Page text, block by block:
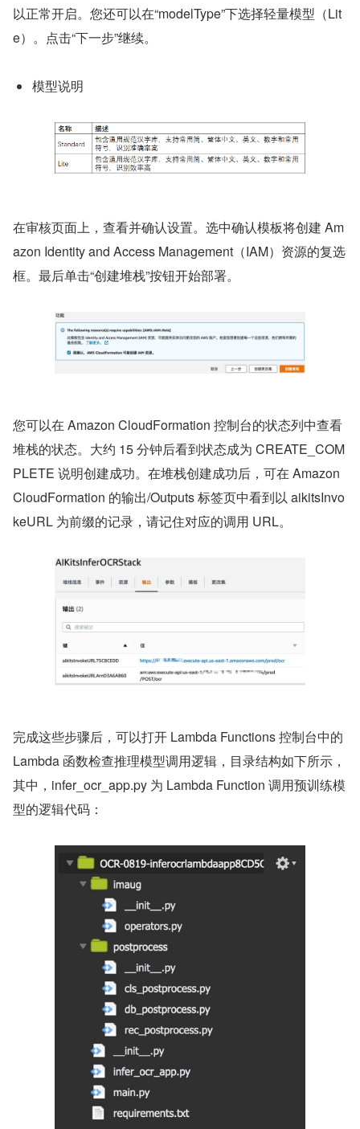
以正常开启。您还可以在“modelType”下选择轻量模型（Lit
e）。点击“下一步”继续。
模型说明
在审核页面上，查看并确认设置。选中确认模板将创建 Am
azon Identity and Access Management（IAM）资源的复选
框。最后单击“创建堆栈”按钮开始部署。
您可以在 Amazon CloudFormation 控制台的状态列中查看
堆栈的状态。大约 15 分钟后看到状态成为 CREATE_COM
PLETE 说明创建成功。在堆栈创建成功后，可在 Amazon
CloudFormation 的输出/Outputs 标签页中看到以 aikitsInvo
keURL 为前缀的记录，请记住对应的调用 URL。
完成这些步骤后，可以打开 Lambda Functions 控制台中的
Lambda 函数检查推理模型调用逻辑，目录结构如下所示，
其中，infer_ocr_app.py 为 Lambda Function 调用预训练模
型的逻辑代码：